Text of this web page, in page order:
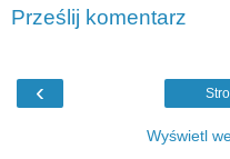
Prześlij komentarz
‹
Wyświetl